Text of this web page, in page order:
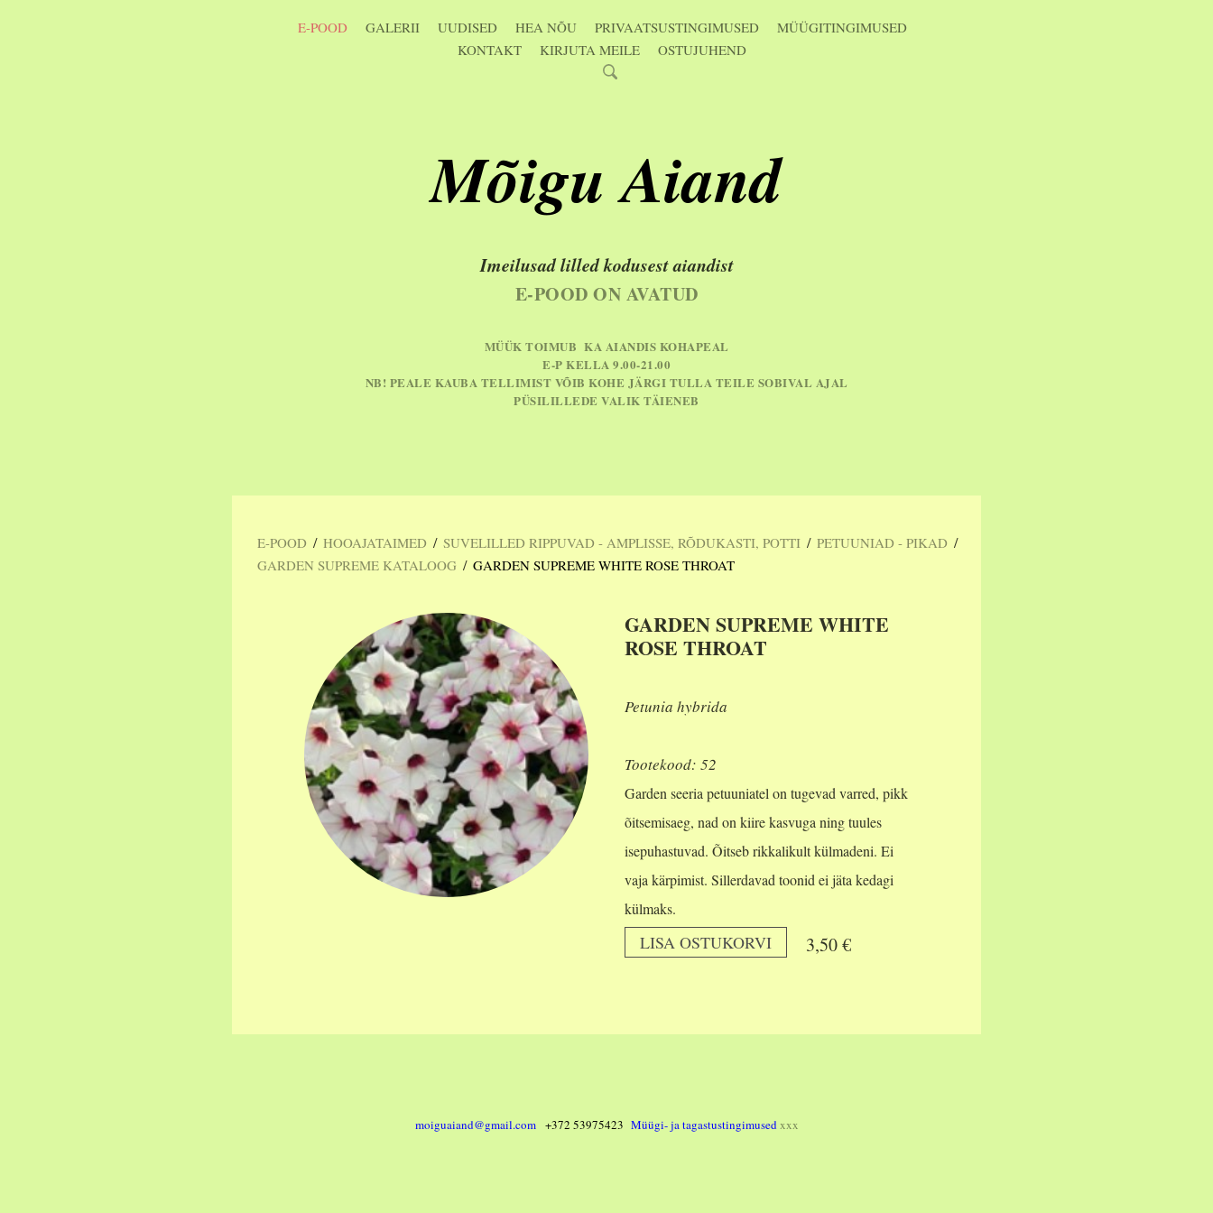
E-POOD GALERII UUDISED HEA NÕU PRIVAATSUSTINGIMUSED
MÜÜGITINGIMUSED
KONTAKT
KIRJUTA MEILE OSTUJUHEND
Mõigu Aiand
Imeilusad lilled kodusest aiandist
E-POOD ON AVATUD
MÜÜK TOIMUB KA AIANDIS KOHAPEAL
E-P KELLA 9.00-21.00
NB! PEALE KAUBA TELLIMIST VÕIB KOHE JÄRGI TULLA TEILE SOBIVAL AJAL
PÜSILILLEDE VALIK TÄIENEB
E-POOD / HOOAJATAIMED / SUVELILLED RIPPUVAD - AMPLISSE, RÕDUKASTI, POTTI / PETUUNIAD - PIKAD /
GARDEN SUPREME KATALOOG / GARDEN SUPREME WHITE ROSE THROAT
GARDEN SUPREME WHITE
ROSE THROAT
Petunia hybrida
Tootekood: 52
Garden seeria petuuniatel on tugevad varred, pikk
õitsemisaeg, nad on kiire kasvuga ning tuules
isepuhastuvad. Õitseb rikkalikult külmadeni. Ei
vaja kärpimist. Sillerdavad toonid ei jäta kedagi
külmaks.
LISA OSTUKORVI 3,50 €
moiguaiand@gmail.com +372 53975423 Müügi- ja tagastustingimusedxxx